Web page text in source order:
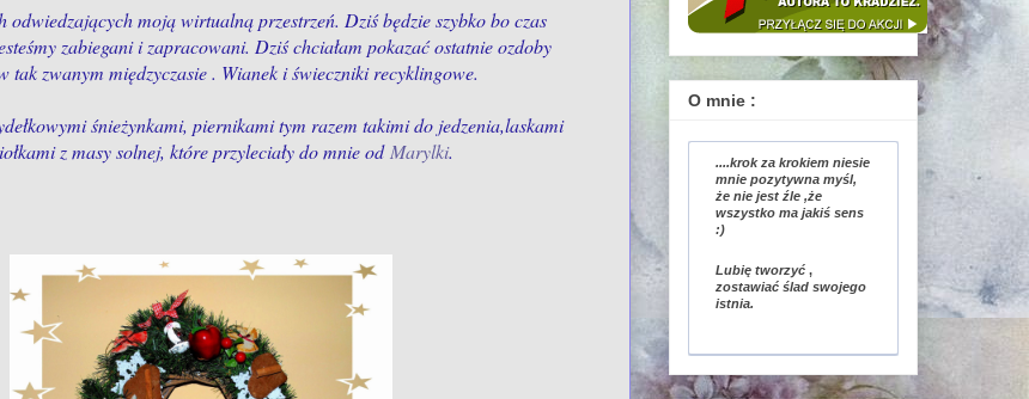
odwiedzających moją wirtualną przestrzeń. Dziś będzie szybko bo czas
zabiegani i zapracowani. Dziś chciałam pokazać ostatnie ozdoby
tak zwanym międzyczasie . Wianek i świeczniki recyklingowe.
śnieżynkami, piernikami tym razem takimi do jedzenia,laskami
z masy solnej, które przyleciały do mnie od Marylki.
O mnie :
....krok za krokiem niesie
mnie pozytywna myśl,
że nie jest źle ,że
wszystko ma jakiś sens
:)
Lubię tworzyć ,
zostawiać ślad swojego
istnia.